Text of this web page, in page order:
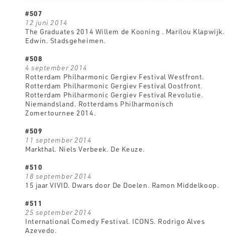
#507
12 juni 2014
The Graduates 2014 Willem de Kooning . Marilou Klapwijk.
Edwin. Stadsgeheimen.
#508
4 september 2014
Rotterdam Philharmonic Gergiev Festival Westfront.
Rotterdam Philharmonic Gergiev Festival Oostfront.
Rotterdam Philharmonic Gergiev Festival Revolutie.
Niemandsland. Rotterdams Philharmonisch
Zomertournee 2014.
#509
11 september 2014
Markthal. Niels Verbeek. De Keuze.
#510
18 september 2014
15 jaar VIVID. Dwars door De Doelen. Ramon Middelkoop.
#511
25 september 2014
International Comedy Festival. ICONS. Rodrigo Alves
Azevedo.